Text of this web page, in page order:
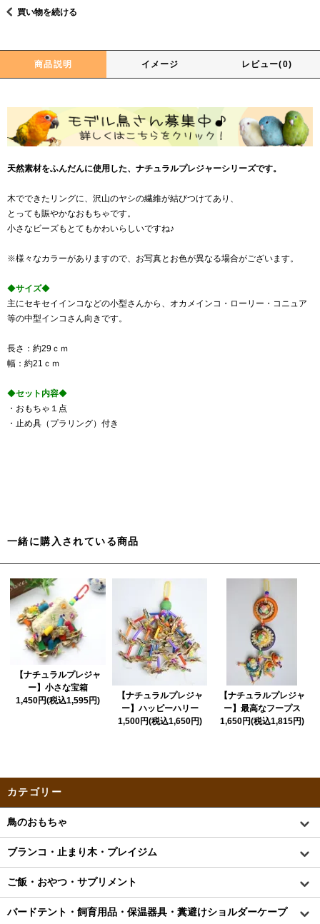
買い物を続ける
商品説明 イメージ レビュー(0)
天然素材をふんだんに使用した、ナチュラルプレジャーシリーズです。
木でできたリングに、沢山のヤシの繊維が結びつけてあり、
とっても賑やかなおもちゃです。
小さなビーズもとてもかわいらしいですね♪
※様々なカラーがありますので、お写真とお色が異なる場合がございます。
◆サイズ◆
主にセキセイインコなどの小型さんから、オカメインコ・ローリー・コニュア
等の中型インコさん向きです。
長さ：約29ｃｍ
幅：約21ｃｍ
◆セット内容◆
・おもちゃ１点
・止め具（プラリング）付き
一緒に購入されている商品
【ナチュラルプレジャ
ー】小さな宝箱
1,450円(税込1,595円)
【ナチュラルプレジャ
ー】ハッピーハリー
1,500円(税込1,650円)
【ナチュラルプレジャ
ー】最高なフープス
1,650円(税込1,815円)
カテゴリー
鳥のおもちゃ
ブランコ・止まり木・プレイジム
ご飯・おやつ・サプリメント
バードテント・飼育用品・保温器具・糞避けショルダーケープ